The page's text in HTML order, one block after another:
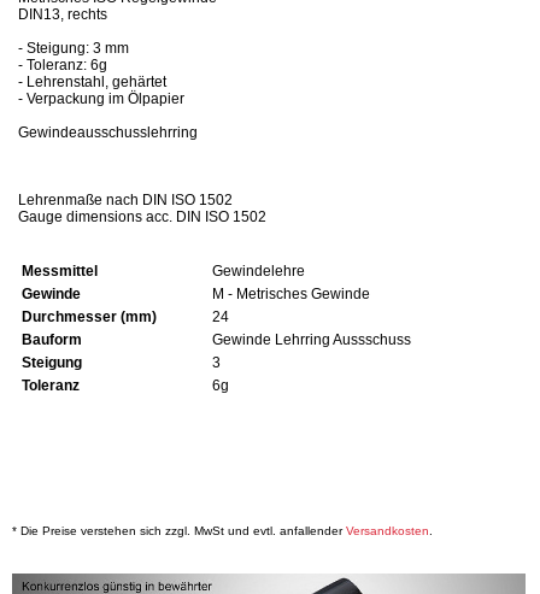
DIN13, rechts
- Steigung: 3 mm
- Toleranz: 6g
- Lehrenstahl, gehärtet
- Verpackung im Ölpapier
Gewindeausschusslehrring
Lehrenmaße nach DIN ISO 1502
Gauge dimensions acc. DIN ISO 1502
Messmittel
Gewindelehre
Gewinde
M - Metrisches Gewinde
Durchmesser (mm)
24
Bauform
Gewinde Lehrring Aussschuss
Steigung
3
Toleranz
6g
* Die Preise verstehen sich zzgl. MwSt und evtl. anfallenderVersandkosten